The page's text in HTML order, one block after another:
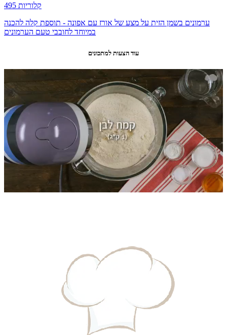
495 קלוריות
ערמונים בשמן הזית על מצע של אורז עם אפונה - תוספת קלה להכנה
במיוחד לחובבי טעם הערמונים
עוד הצעות למתכונים